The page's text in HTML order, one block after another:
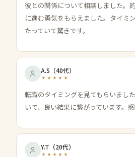
彼との関係について相談しました。
に進む勇気をもらえました。タイミ
たっていて驚きです。
A.S （40代）
転職のタイミングを見てもらいまし
いて、良い結果に繋がっています。
Y.T （20代）